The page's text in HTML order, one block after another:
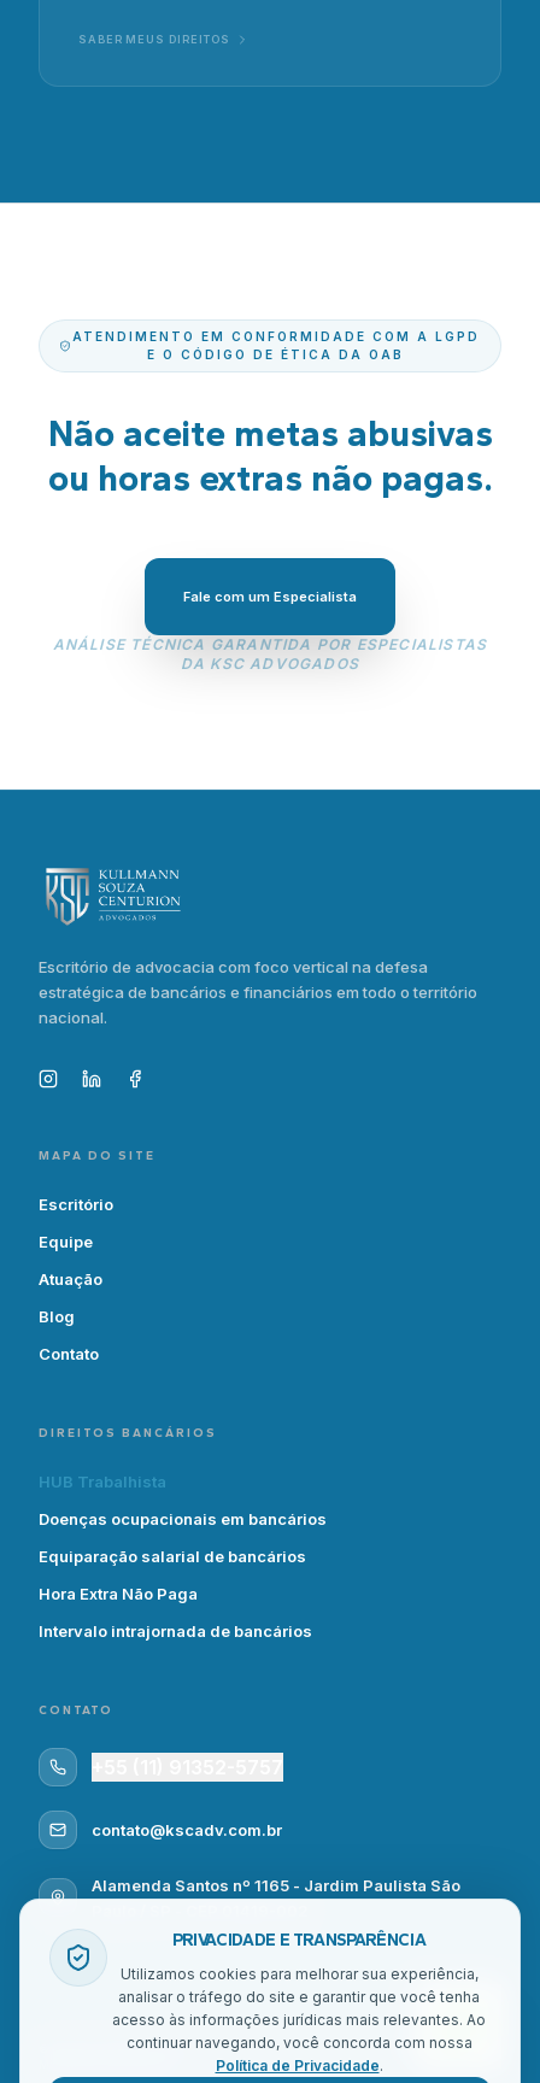
SABER MEUS DIREITOS
ATENDIMENTO EM CONFORMIDADE COM A LGPD
E O CÓDIGO DE ÉTICA DA OAB
Não aceite metas abusivas
ou horas extras não pagas.
Fale com um Especialista
ANÁLISE TÉCNICA GARANTIDA POR ESPECIALISTAS
DA KSC ADVOGADOS
Escritório de advocacia com foco vertical na defesa
estratégica de bancários e financiários em todo o território
nacional.
MAPA DO SITE
Escritório
Equipe
Atuação
Blog
Contato
DIREITOS BANCÁRIOS
HUB Trabalhista
Doenças ocupacionais em bancários
Equiparação salarial de bancários
Hora Extra Não Paga
Intervalo intrajornada de bancários
CONTATO
contato@kscadv.com.br
Alamenda Santos nº 1165 - Jardim Paulista São
© Kullmann Souza Centurion - Todos os direitos reservados | Site feito porDDLab
PRIVACIDADE E TRANSPARÊNCIA
Utilizamos cookies para melhorar sua experiência,
analisar o tráfego do site e garantir que você tenha
acesso às informações jurídicas mais relevantes. Ao
continuar navegando, você concorda com nossa
Política de Privacidade.